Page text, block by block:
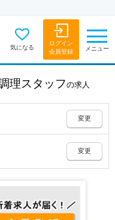
気になる
ログイン
会員登録
メニュー
理スタッフの求人
変更
変更